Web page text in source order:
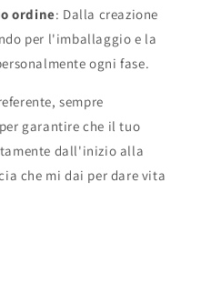
ordine: Dalla creazione
per l'imballaggio e la
ogni fase.
sempre
garantire che il tuo
dall'inizio alla
che mi dai per dare vita